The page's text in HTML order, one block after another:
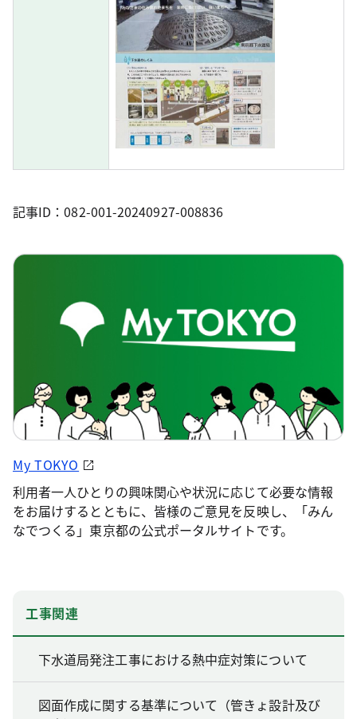
記事ID：082-001-20240927-008836
My TOKYO
利用者一人ひとりの興味関心や状況に応じて必要な情報
をお届けするとともに、皆様のご意見を反映し、「みん
なでつくる」東京都の公式ポータルサイトです。
工事関連
下水道局発注工事における熱中症対策について
図面作成に関する基準について（管きょ設計及び